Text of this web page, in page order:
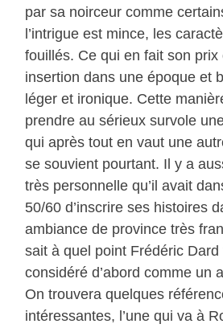
par sa noirceur comme
l’intrigue est mince, les
fouillés. Ce qui en fait son prix
insertion dans une époque et
léger et ironique. Cette
prendre au sérieux survole
qui après tout en vaut une
se souvient pourtant. Il y a
très personnelle qu’il avait
50/60 d’inscrire ses histoires
ambiance de province très
sait à quel point Frédéric
considéré d’abord comme un
On trouvera quelques
intéressantes, l’une qui va à